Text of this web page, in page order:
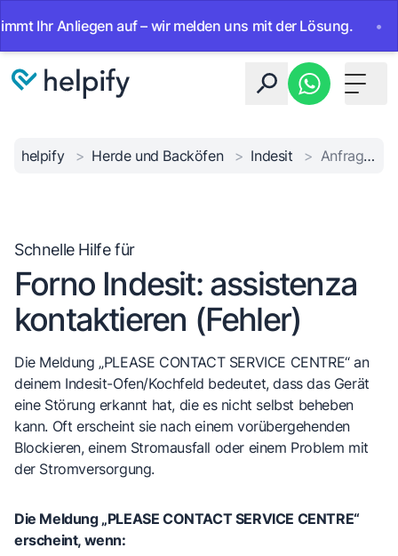
Anliegen auf – wir melden uns mit der Lösung. • Ab
Toggle
helpify > Herde und Backöfen > Indesit > Anfrage an den Service für den Ofen
Schnelle Hilfe für
Forno Indesit: assistenza
kontaktieren (Fehler)
Die Meldung „PLEASE CONTACT SERVICE CENTRE“ an
deinem Indesit-Ofen/Kochfeld bedeutet, dass das Gerät
eine Störung erkannt hat, die es nicht selbst beheben
kann. Oft erscheint sie nach einem vorübergehenden
Blockieren, einem Stromausfall oder einem Problem mit
der Stromversorgung.
Die Meldung „PLEASE CONTACT SERVICE CENTRE“
erscheint, wenn: